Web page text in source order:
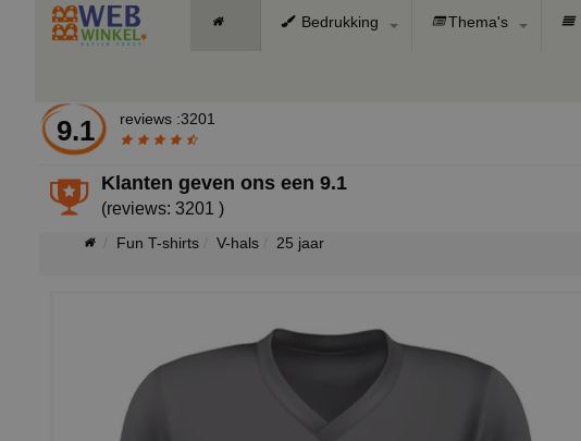
Bedrukking Thema's
9.1 reviews :3201
Klanten geven ons een9.1
(reviews: 3201 )
Fun T-shirts V-hals 25 jaar